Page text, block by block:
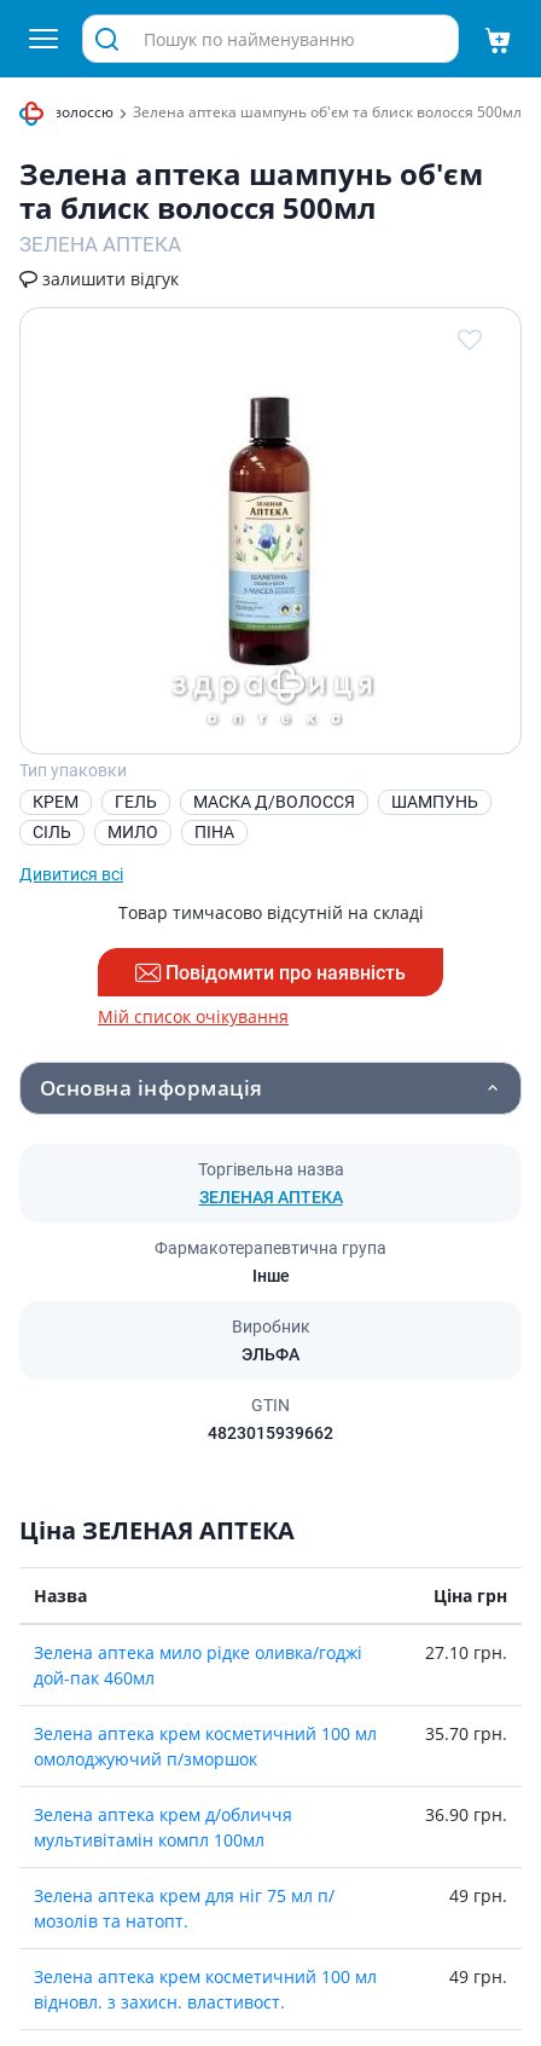
волоссю Зелена аптека шампунь об'єм та блиск волосся 500мл
Зелена аптека шампунь об'єм
та блиск волосся 500мл
ЗЕЛЕНА АПТЕКА
залишити відгук
Тип упаковки
КРЕМ
ГЕЛЬ МАСКА Д/ВОЛОССЯ
ШАМПУНЬ
СІЛЬ
МИЛО ПІНА
Дивитися всі
Товар тимчасово відсутній на складі
Повідомити про наявність
Мій список очікування
Основна інформація
Торгівельна назва
ЗЕЛЕНАЯ АПТЕКА
Фармакотерапевтична група
Інше
Виробник
ЭЛЬФА
GTIN
4823015939662
Ціна ЗЕЛЕНАЯ АПТЕКА
Назва Ціна грн
Зелена аптека мило рiдке оливка/годжi
дой-пак 460мл
27.10 грн.
Зелена аптека крем косметичний 100 мл
омолоджуючий п/зморшок
35.70 грн.
Зелена аптека крем д/обличчя
мультивiтамiн компл 100мл
36.90 грн.
Зелена аптека крем для нiг 75 мл п/
мозолiв та натопт.
49 грн.
Зелена аптека крем косметичний 100 мл
вiдновл. з захисн. властивост.
49 грн.